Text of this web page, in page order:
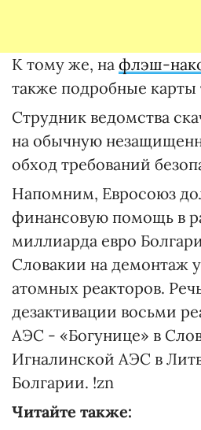
К тому же, на флэш-
также подробные
Струдник ведомства
на обычную
обход требований
Напомним, Евросоюз
финансовую помощь в
миллиарда евро
Словакии на демонтаж
атомных реакторов.
дезактивации восьми
АЭС - «Богунице» в
Игналинской АЭС в
Болгарии. !zn
Читайте также: